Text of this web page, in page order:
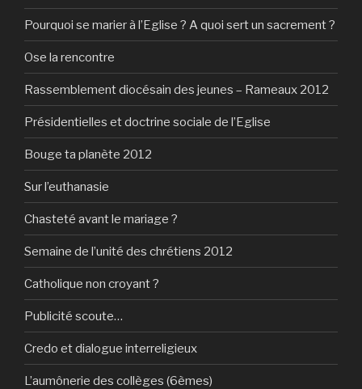
Pourquoi se marier à l’Eglise ? A quoi sert un sacrement ?
Ose la rencontre
Rassemblement diocésain des jeunes – Rameaux 2012
Présidentielles et doctrine sociale de l’Eglise
Bouge ta planète 2012
Sur l’euthanasie
Chasteté avant le mariage ?
Semaine de l’unité des chrétiens 2012
Catholique non croyant ?
Publicité scoute…
Credo et dialogue interreligieux
L’aumônerie des collèges (6èmes)